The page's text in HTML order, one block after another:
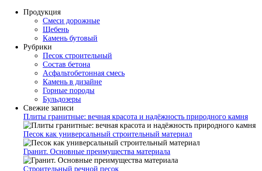
Продукция
Смеси дорожные
Щебень
Камень бутовый
Рубрики
Песок строительный
Состав бетона
Асфальтобетонная смесь
Камень в дизайне
Горные породы
Бульдозеры
Свежие записи
Плиты гранитные: вечная красота и надёжность природного камня
Песок как универсальный строительный материал
Гранит. Основные преимущества материала
Строительный речной песок